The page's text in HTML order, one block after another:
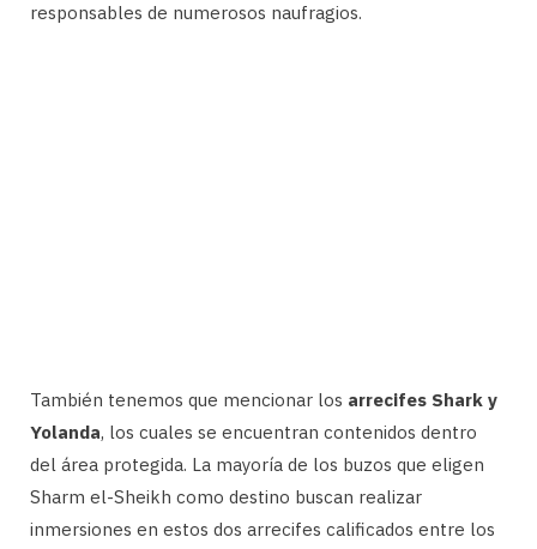
responsables de numerosos naufragios.
También tenemos que mencionar los arrecifes Shark y
Yolanda, los cuales se encuentran contenidos dentro
del área protegida. La mayoría de los buzos que eligen
Sharm el-Sheikh como destino buscan realizar
inmersiones en estos dos arrecifes calificados entre los